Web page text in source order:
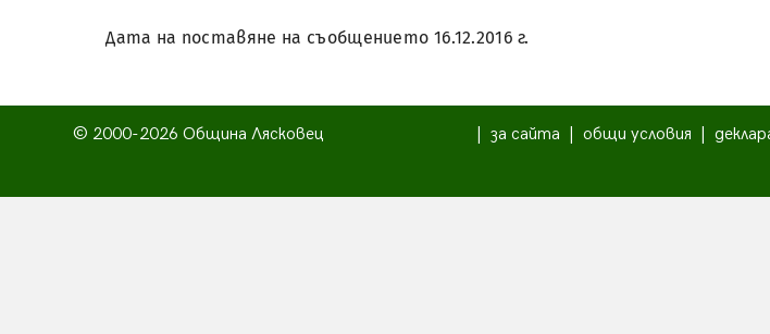
Дата на поставяне на съобщението 16.12.2016 г.
© 2000-2026 Община Лясковец за сайта общи условия